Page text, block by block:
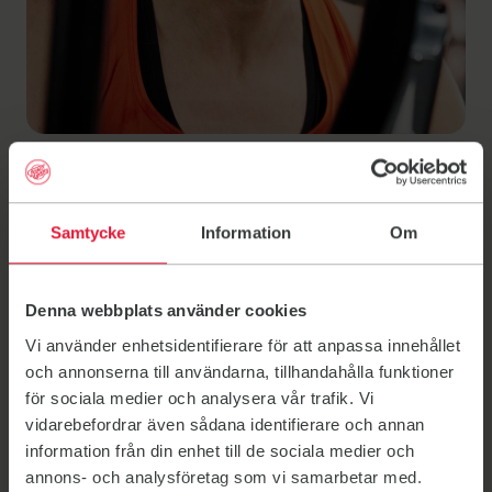
Samtycke Information Om
Denna webbplats använder cookies
Vi använder enhetsidentifierare för att anpassa innehållet
och annonserna till användarna, tillhandahålla funktioner
för sociala medier och analysera vår trafik. Vi
vidarebefordrar även sådana identifierare och annan
information från din enhet till de sociala medier och
annons- och analysföretag som vi samarbetar med.
Engagera dig
Friskis&Svettis finns tack vare ideellt engagerade
ledare, tränare och värdar. Välkommen med din
ansökan om du älskar att inspirera människor och vill
göra skillnad för många människor.
Sugen på att engagera dig i nöjesbranschen?
Tillsammans med alla funktionärer förverkligar du
Friskis&Svettis idé om lustfylld träning för alla. I
gengäld får du gemenskap, inspiration och utbildning,